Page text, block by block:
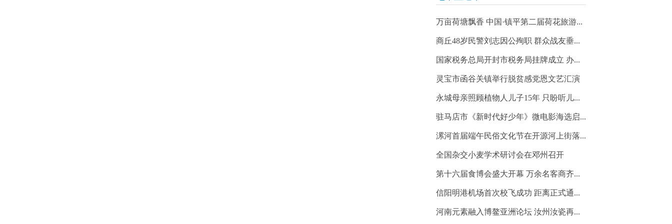
万亩荷塘飘香 中国·镇平第二届荷花旅游...
商丘48岁民警刘志因公殉职 群众战友垂...
国家税务总局开封市税务局挂牌成立 办...
灵宝市函谷关镇举行脱贫感党恩文艺汇演
永城母亲照顾植物人儿子15年 只盼听儿...
驻马店市《新时代好少年》微电影海选启...
漯河首届端午民俗文化节在开源河上街落...
全国杂交小麦学术研讨会在邓州召开
第十六届食博会盛大开幕 万余名客商齐...
信阳明港机场首次校飞成功 距离正式通...
河南元素融入博鳌亚洲论坛 汝州汝瓷再...